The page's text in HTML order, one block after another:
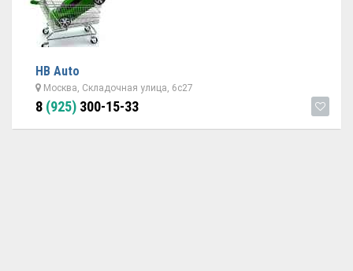
НВ Auto
Москва, Складочная улица, 6с27
8 (925) 300-15-33